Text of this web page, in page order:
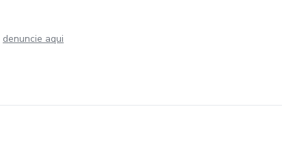
denuncie aqui